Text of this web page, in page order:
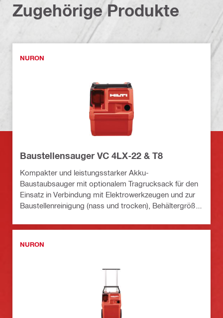
Zugehörige Produkte
NURON
Baustellensauger VC 4LX-22 & T8
Kompakter und leistungsstarker Akku-
Baustaubsauger mit optionalem Tragrucksack für den
Einsatz in Verbindung mit Elektrowerkzeugen und zur
Baustellenreinigung (nass und trocken), Behältergröße
NURON